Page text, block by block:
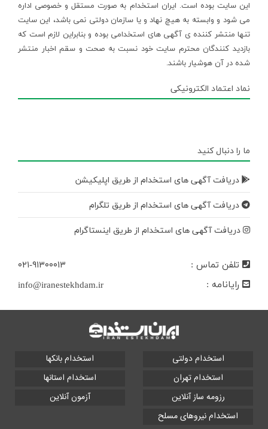
این سایت بوده است. ایران استخدام به صورت مستقل و خصوصی اداره
می شود و وابسته به هیچ نهاد و یا سازمان دولتی نمی باشد، این سایت
تنها منتشر کننده ی آگهی های استخدامی بوده و بنابراین لازم است که
بازدید کنندگان محترم سایت خود نسبت به صحت و سقم اخبار منتشر
شده در آن هوشیار باشند.
نماد اعتماد الکترونیکی
ما را دنبال کنید
دریافت آگهی های استخدام از طریق اپلیکیشن
دریافت آگهی های استخدام از طریق تلگرام
دریافت آگهی های استخدام از طریق اینستاگرام
تلفن تماس :
۰۲۱-۹۱۳۰۰۰۱۳
رایانامه :
info@iranestekhdam.ir
استخدام دولتی
استخدام بانکها
استخدام تهران
استخدام استانها
رزومه ساز آنلاین
آزمون آنلاین
استخدام نیروهای مسلح